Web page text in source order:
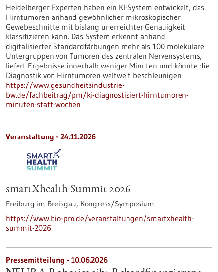
Heidelberger Experten haben ein KI-System entwickelt, das
Hirntumoren anhand gewöhnlicher mikroskopischer
Gewebeschnitte mit bislang unerreichter Genauigkeit
klassifizieren kann. Das System erkennt anhand
digitalisierter Standardfärbungen mehr als 100 molekulare
Untergruppen von Tumoren des zentralen Nervensystems,
liefert Ergebnisse innerhalb weniger Minuten und könnte die
Diagnostik von Hirntumoren weltweit beschleunigen.
https://www.gesundheitsindustrie-
bw.de/fachbeitrag/pm/ki-diagnostiziert-hirntumoren-
minuten-statt-wochen
Veranstaltung - 24.11.2026
smartXhealth Summit 2026
Freiburg im Breisgau, Kongress/Symposium
https://www.bio-pro.de/veranstaltungen/smartxhealth-
summit-2026
Pressemitteilung - 10.06.2026